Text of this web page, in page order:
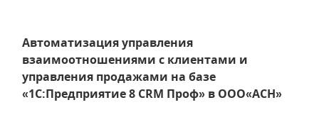
Автоматизация управления
взаимоотношениями с клиентами и
управления продажами на базе
«1С:Предприятие 8 CRM Проф» в ООО«АСН»